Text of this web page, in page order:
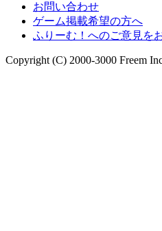
お問い合わせ
ゲーム掲載希望の方へ
ふりーむ！へのご意見を
Copyright (C) 2000-3000 Freem